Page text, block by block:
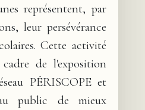
représentent, par
leur persévérance
Cette activité
de l'exposition
PÉRISCOPE et
public de mieux